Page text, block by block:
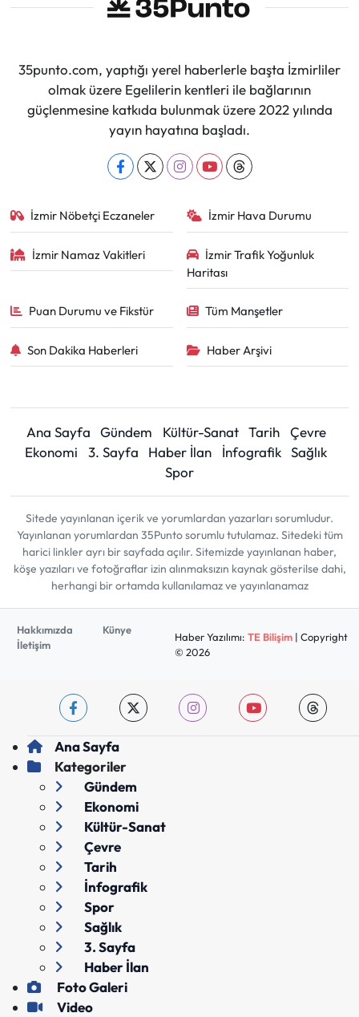
35punto.com, yaptığı yerel haberlerle başta İzmirliler
olmak üzere Egelilerin kentleri ile bağlarının
güçlenmesine katkıda bulunmak üzere 2022 yılında
yayın hayatına başladı.
İzmir Nöbetçi Eczaneler İzmir Hava Durumu
İzmir Namaz Vakitleri
İzmir Trafik Yoğunluk
Haritası
Puan Durumu ve Fikstür Tüm Manşetler
Son Dakika Haberleri Haber Arşivi
Ana Sayfa Gündem Kültür-Sanat Tarih
Çevre
Ekonomi
3. Sayfa Haber İlan İnfografik Sağlık
Spor
Sitede yayınlanan içerik ve yorumlardan yazarları sorumludur.
Yayınlanan yorumlardan 35Punto sorumlu tutulamaz. Sitedeki tüm
harici linkler ayrı bir sayfada açılır. Sitemizde yayınlanan haber,
köşe yazıları ve fotoğraflar izin alınmaksızın kaynak gösterilse dahi,
herhangi bir ortamda kullanılamaz ve yayınlanamaz
Hakkımızda
Künye
İletişim
Haber Yazılımı: TE Bilişim| Copyright
© 2026
Ana Sayfa
Kategoriler
Gündem
Ekonomi
Kültür-Sanat
Çevre
Tarih
İnfografik
Spor
Sağlık
3. Sayfa
Haber İlan
Foto Galeri
Video